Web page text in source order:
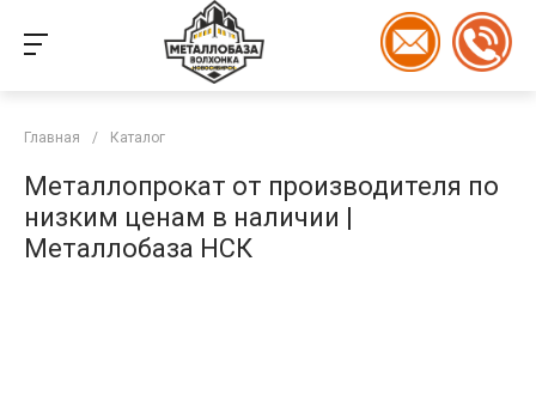
Главная / Каталог
Металлопрокат от производителя по
низким ценам в наличии |
Металлобаза НСК